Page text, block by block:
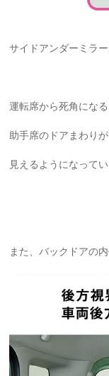
サイドアンダーミラ
運転席から死角になる
助手席のドアまわりが
見えるようになってい
また、バックドアの